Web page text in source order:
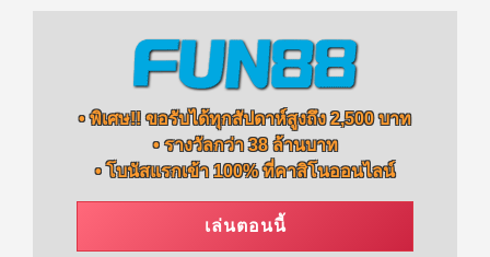
• พิเศษ!! ขอรับได้ทุกสัปดาห์สูงถึง 2,500 บาท
• รางวัลกว่า 38 ล้านบาท
• โบนัสแรกเข้า 100% ที่คาสิโนออนไลน์
เล่นตอนนี้